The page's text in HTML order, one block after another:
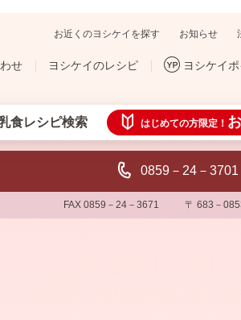
お近くのヨシケイを探す お知らせ
せ ヨシケイのレシピ ヨシケイ
食レシピ検索 はじめての方限定！
0859－24－3701
FAX 0859－24－3671 〒 683－